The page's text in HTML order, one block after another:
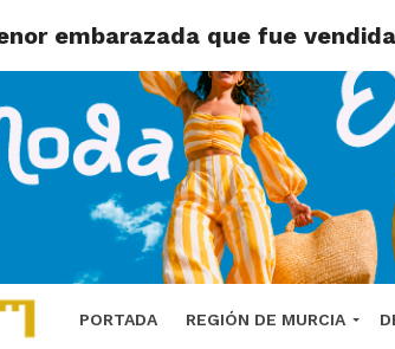
PORTADA REGIÓN DE MURCIA
embarazada que fue
Huelva a una
que
por sus
de